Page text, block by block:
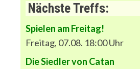
Nächste Treffs:
Spielen am Freitag!
Freitag, 07.08. 18:00 Uhr
Die Siedler von Catan